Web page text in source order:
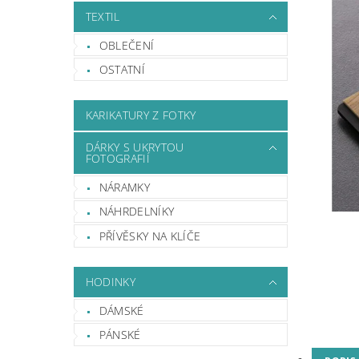
TEXTIL
OBLEČENÍ
OSTATNÍ
KARIKATURY Z FOTKY
DÁRKY S UKRYTOU
FOTOGRAFIÍ
NÁRAMKY
NÁHRDELNÍKY
PŘÍVĚSKY NA KLÍČE
HODINKY
DÁMSKÉ
PÁNSKÉ